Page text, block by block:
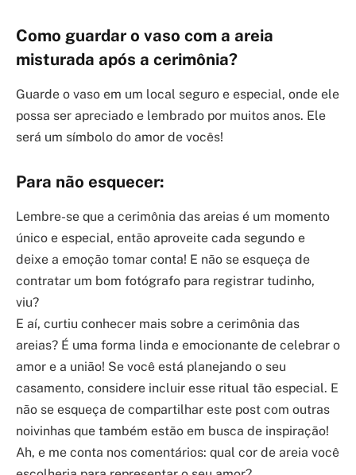
Como guardar o vaso com a areia
misturada após a cerimônia?
Guarde o vaso em um local seguro e especial, onde ele
possa ser apreciado e lembrado por muitos anos. Ele
será um símbolo do amor de vocês!
Para não esquecer:
Lembre-se que a cerimônia das areias é um momento
único e especial, então aproveite cada segundo e
deixe a emoção tomar conta! E não se esqueça de
contratar um bom fotógrafo para registrar tudinho,
viu?
E aí, curtiu conhecer mais sobre a cerimônia das
areias? É uma forma linda e emocionante de celebrar o
amor e a união! Se você está planejando o seu
casamento, considere incluir esse ritual tão especial. E
não se esqueça de compartilhar este post com outras
noivinhas que também estão em busca de inspiração!
Ah, e me conta nos comentários: qual cor de areia você